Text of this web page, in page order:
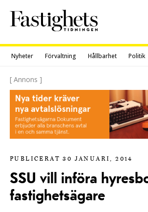
content
Nyheter Förvaltning Hållbarhet Politik
[ Annons ]
PUBLICERAT 30 JANUARI, 2014
SSU vill införa
fastighetsägare